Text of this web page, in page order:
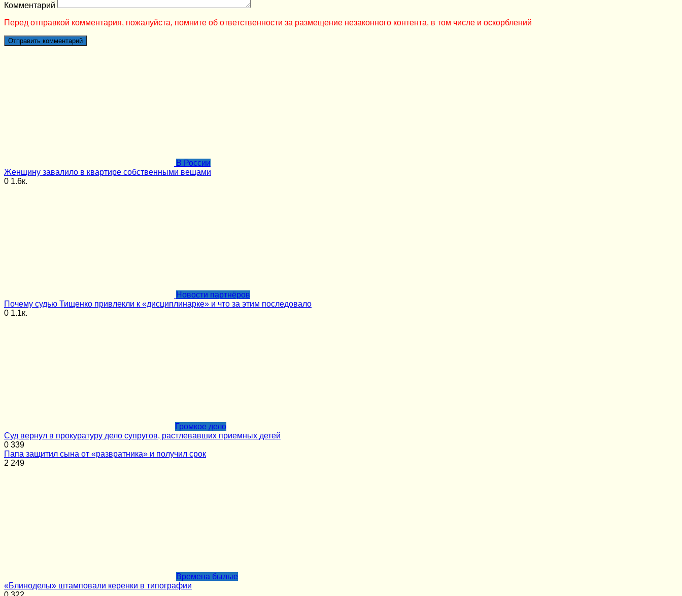
Комментарий
Перед отправкой комментария, пожалуйста, помните об ответственности за размещение незаконного контента, в том числе и оскорблений
В России
Женщину завалило в квартире собственными вещами
0 1.6к.
Новости партнёров
Почему судью Тищенко привлекли к «дисциплинарке» и что за этим последовало
0 1.1к.
Громкое дело
Суд вернул в прокуратуру дело супругов, растлевавших приемных детей
0 339
Папа защитил сына от «развратника» и получил срок
2 249
Времена былые
«Блиноделы» штамповали керенки в типографии